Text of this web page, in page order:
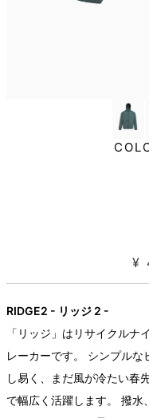
¥
RIDGE2 - リッジ 2 -
「リッジ」はリサイクル
レーカーです。 シンプル
し易く、まだ風が冷たい春
で幅広く活躍します。 撥水